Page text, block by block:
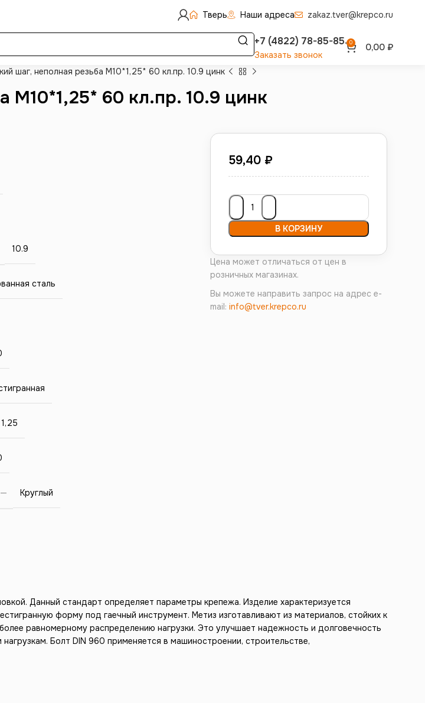
Тверь Наши адреса zakaz.tver@krepco.ru
+7 (4822) 78-85-85
Заказать звонок
0 0,00 ₽
шаг, неполная резьба M10*1,25* 60 кл.пр. 10.9 цинк
M10*1,25* 60 кл.пр. 10.9 цинк
59,40 ₽
В КОРЗИНУ
Цена может отличаться от цен в
розничных магазинах.
Вы можете направить запрос на адрес e-
mail: info@tver.krepco.ru
10.9
сталь
1,25
Круглый
Данный стандарт определяет параметры крепежа. Изделие характеризуется
форму под гаечный инструмент. Метиз изготавливают из материалов, стойких к
равномерному распределению нагрузки. Это улучшает надежность и долговечность
Болт DIN 960 применяется в машиностроении, строительстве,